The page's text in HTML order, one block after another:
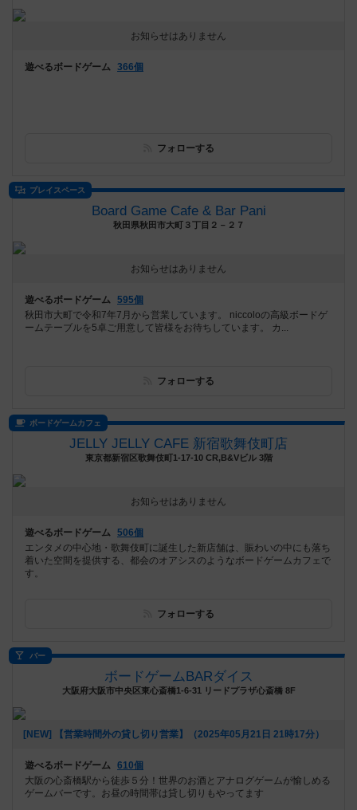
お知らせはありません
遊べるボードゲーム 366個
フォローする
プレイスペース
Board Game Cafe & Bar Pani
秋田県秋田市大町３丁目２－２７
お知らせはありません
遊べるボードゲーム 595個
秋田市大町で令和7年7月から営業しています。 niccoloの高級ボードゲ
ームテーブルを5卓ご用意して皆様をお待ちしています。 カ...
フォローする
ボードゲームカフェ
JELLY JELLY CAFE 新宿歌舞伎町店
東京都新宿区歌舞伎町1-17-10 CR,B&Vビル 3階
お知らせはありません
遊べるボードゲーム 506個
エンタメの中心地・歌舞伎町に誕生した新店舗は、賑わいの中にも落ち
着いた空間を提供する、都会のオアシスのようなボードゲームカフェで
す。
フォローする
バー
ボードゲームBARダイス
大阪府大阪市中央区東心斎橋1-6-31 リードプラザ心斎橋 8F
[NEW] 【営業時間外の貸し切り営業】（2025年05月21日 21時17分）
遊べるボードゲーム 610個
大阪の心斎橋駅から徒歩５分！世界のお酒とアナログゲームが愉しめる
ゲームバーです。お昼の時間帯は貸し切りもやってます